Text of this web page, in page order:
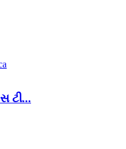
ટી...